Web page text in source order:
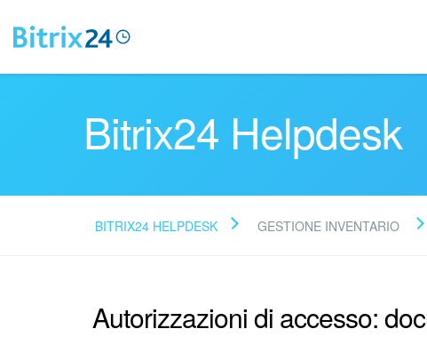
Bitrix24 Helpdesk
BITRIX24 HELPDESK GESTIONE INVENTARIO
Autorizzazioni di accesso: